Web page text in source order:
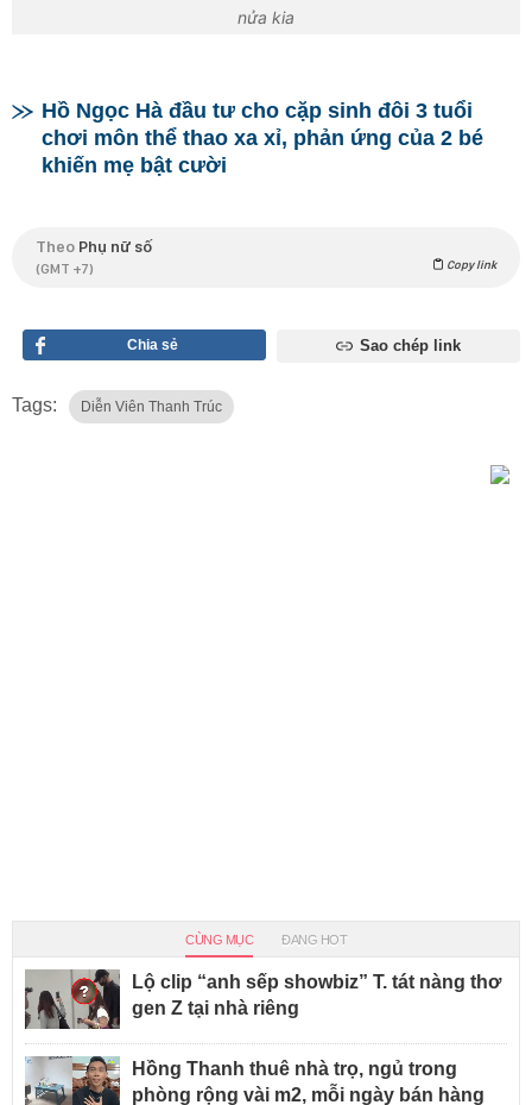
nửa kia
Hồ Ngọc Hà đầu tư cho cặp sinh đôi 3 tuổi
chơi môn thể thao xa xỉ, phản ứng của 2 bé
khiến mẹ bật cười
Theo Phụ nữ số
(GMT +7) Copy link
Chia sẻ Sao chép link
Tags: Diễn Viên Thanh Trúc
CÙNG MỤC ĐANG HOT
Lộ clip “anh sếp showbiz” T. tát nàng thơ
gen Z tại nhà riêng
Hồng Thanh thuê nhà trọ, ngủ trong
phòng rộng vài m2, mỗi ngày bán hàng